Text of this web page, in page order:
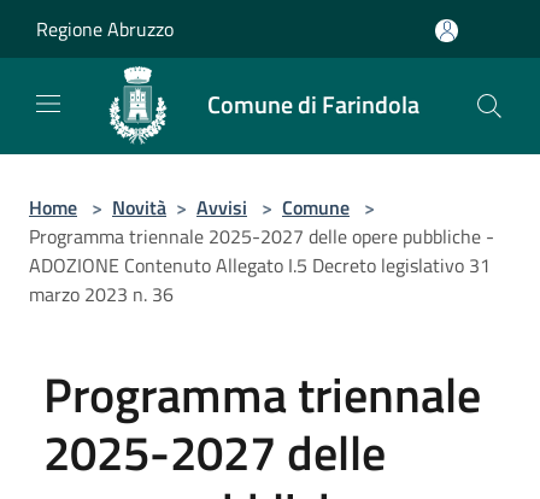
Regione Abruzzo
Comune di Farindola
Home > Novità > Avvisi > Comune >
Programma triennale 2025-2027 delle opere pubbliche -
ADOZIONE Contenuto Allegato I.5 Decreto legislativo 31
marzo 2023 n. 36
Programma triennale
2025-2027 delle